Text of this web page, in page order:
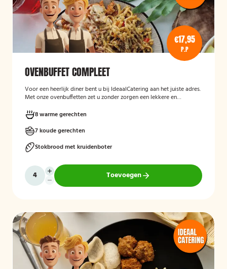
€17,95
P.P
OVENBUFFET COMPLEET
Voor een heerlijk diner bent u bij IdeaalCatering aan het juiste adres.
Met onze ovenbuffetten zet u zonder zorgen een lekkere en
personen is een ovenbuffet Ideaal!
8 warme gerechten
7 koude gerechten
Stokbrood met kruidenboter
Toevoegen